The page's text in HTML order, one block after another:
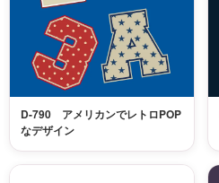
D-790 アメリカンでレトロPOP
なデザイン